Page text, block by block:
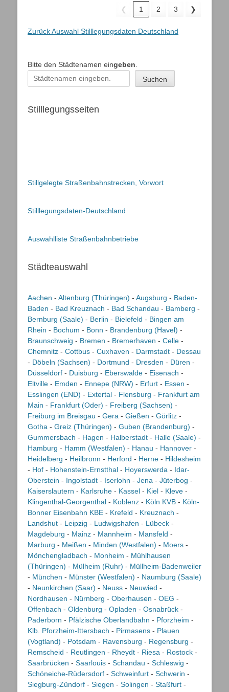
❮ 1 2 3 ❯
Zurück Auswahl Stilllegungsdaten Deutschland
Bitte den Städtenamen eingeben
Suchen
Stilllegungsseiten
Stillgelegte Straßenbahnstrecken, Vorwort
Stilllegungsdaten-Deutschland
Auswahlliste Straßenbahnbetriebe
Städteauswahl
Aachen - Altenburg (Thüringen) - Augsburg - Baden-
Baden - Bad Kreuznach - Bad Schandau - Bamberg -
Bernburg (Saale) - Berlin - Bielefeld - Bingen am
Rhein - Bochum - Bonn - Brandenburg (Havel) -
Braunschweig - Bremen - Bremerhaven - Celle -
Chemnitz - Cottbus - Cuxhaven - Darmstadt - Dessau
- Döbeln (Sachsen) - Dortmund - Dresden - Düren -
Düsseldorf - Duisburg - Eberswalde - Eisenach -
Eltville - Emden - Ennepe (NRW) - Erfurt - Essen -
Esslingen (END) - Extertal - Flensburg - Frankfurt am
Main - Frankfurt (Oder) - Freiberg (Sachsen) -
Freiburg im Breisgau - Gera - Gießen - Görlitz -
Gotha - Greiz (Thüringen) - Guben (Brandenburg) -
Gummersbach - Hagen - Halberstadt - Halle (Saale) -
Hamburg - Hamm (Westfalen) - Hanau - Hannover -
Heidelberg - Heilbronn - Herford - Herne - Hildesheim
- Hof - Hohenstein-Ernstthal - Hoyerswerda - Idar-
Oberstein - Ingolstadt - Iserlohn - Jena - Jüterbog -
Kaiserslautern - Karlsruhe - Kassel - Kiel - Kleve -
Klingenthal-Georgenthal - Koblenz - Köln KVB - Köln-
Bonner Eisenbahn KBE - Krefeld - Kreuznach -
Landshut - Leipzig - Ludwigshafen - Lübeck -
Magdeburg - Mainz - Mannheim - Mansfeld -
Marburg - Meißen - Minden (Westfalen) - Moers -
Mönchengladbach - Monheim - Mühlhausen
(Thüringen) - Mülheim (Ruhr) - Müllheim-Badenweiler
- München - Münster (Westfalen) - Naumburg (Saale)
- Neunkirchen (Saar) - Neuss - Neuwied -
Nordhausen - Nürnberg - Oberhausen - OEG -
Offenbach - Oldenburg - Opladen - Osnabrück -
Paderborn - Pfälzische Oberlandbahn - Pforzheim -
Klb. Pforzheim-Ittersbach - Pirmasens - Plauen
(Vogtland) - Potsdam - Ravensburg - Regensburg -
Remscheid - Reutlingen - Rheydt - Riesa - Rostock -
Saarbrücken - Saarlouis - Schandau - Schleswig -
Schöneiche-Rüdersdorf - Schweinfurt - Schwerin -
Siegburg-Zündorf - Siegen - Solingen - Staßfurt -